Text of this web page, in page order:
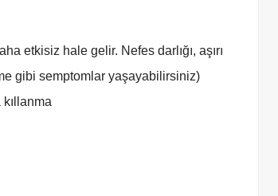
etkisiz hale gelir. Nefes darlığı, aşırı
gibi semptomlar yaşayabilirsiniz)